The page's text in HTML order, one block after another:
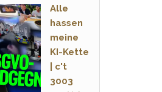
Alle
hassen
meine
KI-Kette
| c't
3003